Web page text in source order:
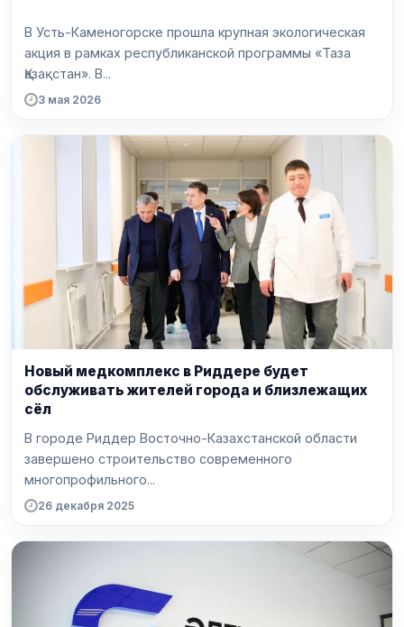
В Усть-Каменогорске прошла крупная экологическая
акция в рамках республиканской программы «Таза
Қазақстан». В...
3 мая 2026
Новый медкомплекс в Риддере будет
обслуживать жителей города и близлежащих
сёл
В городе Риддер Восточно-Казахстанской области
завершено строительство современного
многопрофильного...
26 декабря 2025